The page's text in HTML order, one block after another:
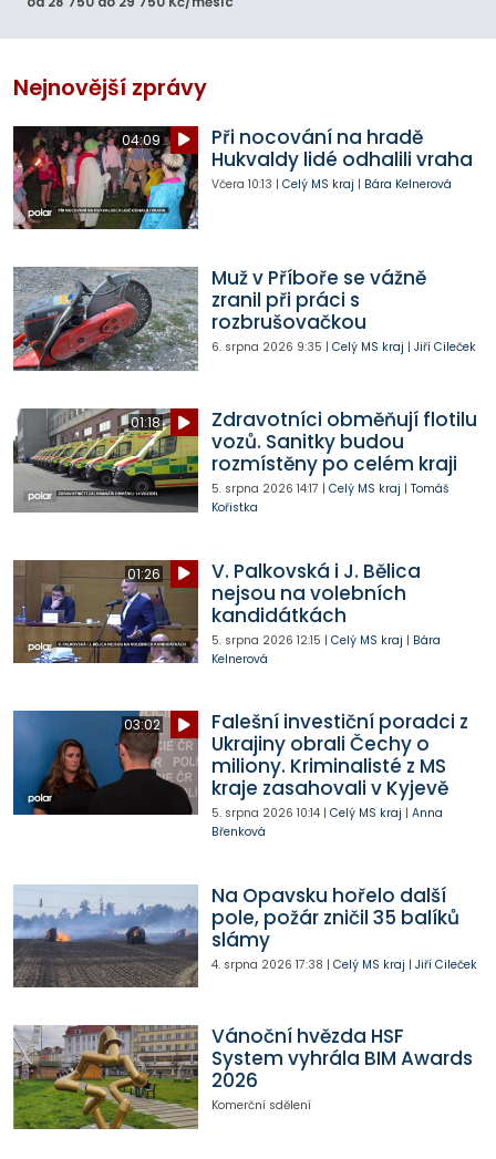
Nejnovější zprávy
04:09
Při nocování na hradě
Hukvaldy lidé odhalili vraha
Včera 10:13 | Celý MS kraj | Bára Kelnerová
Muž v Příboře se vážně
zranil při práci s
rozbrušovačkou
6. srpna 2026 9:35 | Celý MS kraj | Jiří Cileček
01:18
Zdravotníci obměňují flotilu
vozů. Sanitky budou
rozmístěny po celém kraji
5. srpna 2026 14:17 | Celý MS kraj | Tomáš
Kořistka
01:26
V. Palkovská i J. Bělica
nejsou na volebních
kandidátkách
5. srpna 2026 12:15 | Celý MS kraj | Bára
Kelnerová
03:02
Falešní investiční poradci z
Ukrajiny obrali Čechy o
miliony. Kriminalisté z MS
kraje zasahovali v Kyjevě
5. srpna 2026 10:14| Celý MS kraj | Anna
Břenková
Na Opavsku hořelo další
pole, požár zničil 35 balíků
slámy
4. srpna 2026 17:38 | Celý MS kraj | Jiří Cileček
Vánoční hvězda HSF
System vyhrála BIM Awards
2026
Komerční sdělení